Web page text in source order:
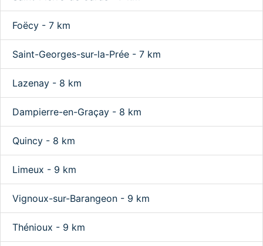
Foëcy - 7 km
Saint-Georges-sur-la-Prée - 7 km
Lazenay - 8 km
Dampierre-en-Graçay - 8 km
Quincy - 8 km
Limeux - 9 km
Vignoux-sur-Barangeon - 9 km
Thénioux - 9 km